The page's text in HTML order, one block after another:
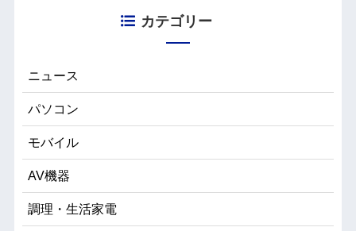
カテゴリー
ニュース
パソコン
モバイル
AV機器
調理・生活家電